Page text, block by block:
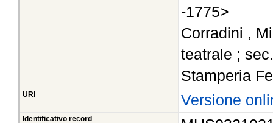
-1775>
Corradini ,
teatrale ;
Stamperia
URI Versione
Identificativo record